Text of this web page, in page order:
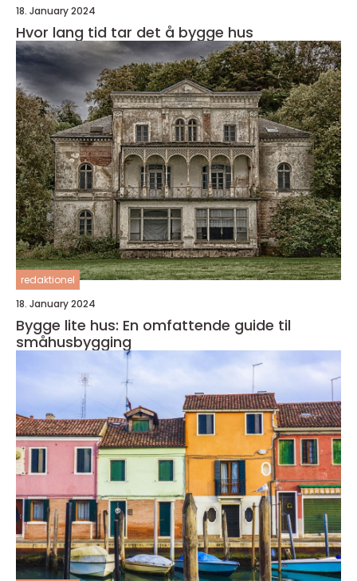
18. January 2024
Hvor lang tid tar det å bygge hus
redaktionel
18. January 2024
Bygge lite hus: En omfattende guide til
småhusbygging